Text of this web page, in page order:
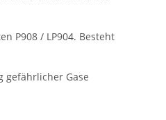
P908 / LP904. Besteht
gefährlicher Gase